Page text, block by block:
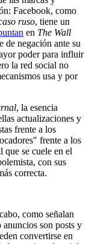
Facebook, como
ruso, tiene un
en The Wall
de negación ante su
poder para influir
la red social no
usa y por
, la esencia
actualizaciones y
frente a los
frente a los
que se cuele en el
con sus
correcta.
como señalan
son posts y
convertirse en